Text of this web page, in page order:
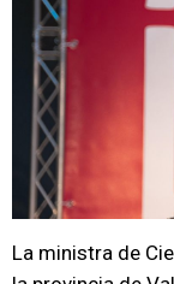
La ministra de